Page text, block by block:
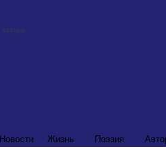
Новости Жизнь Поэзия